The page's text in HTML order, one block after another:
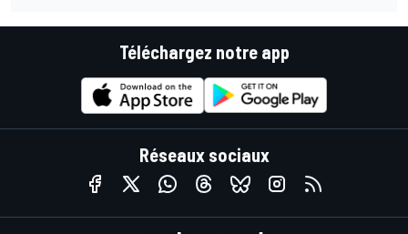
Téléchargez notre app
Réseaux sociaux